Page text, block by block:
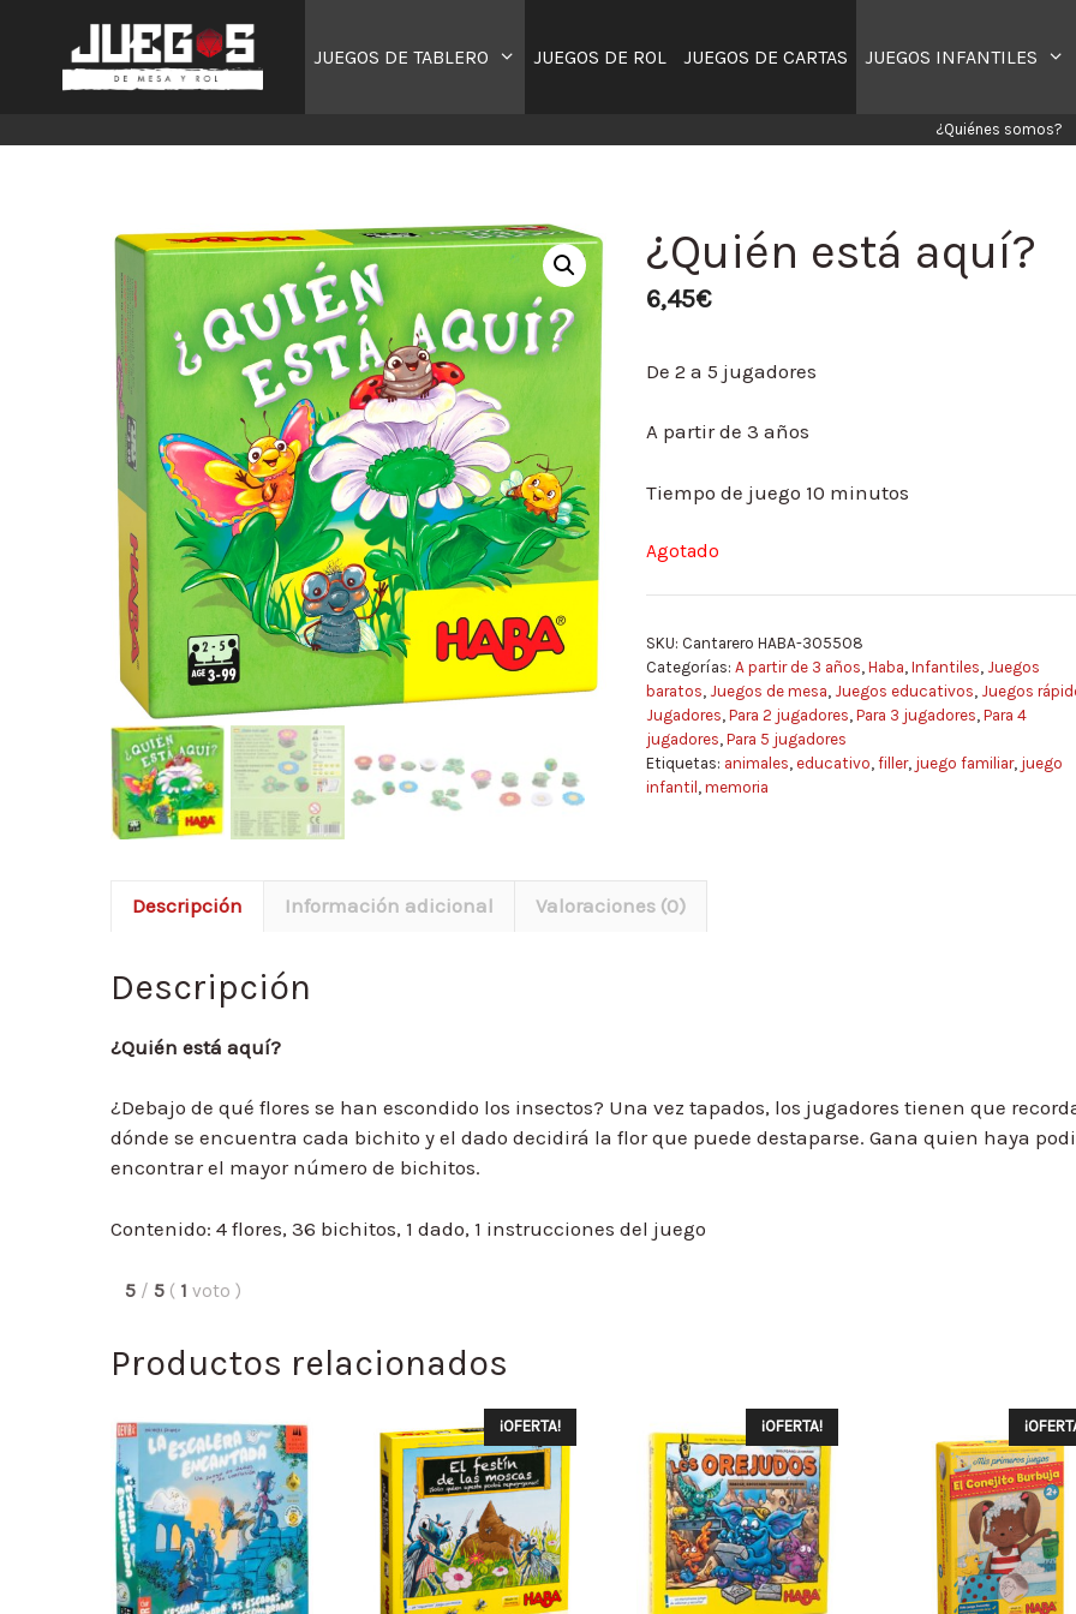
contenido
JUEGOS DE TABLERO JUEGOS DE ROL JUEGOS DE CARTAS JUEGOS INFANTILES
¿Quiénes somos?
¿Quién está aquí?
6,45€
De 2 a 5 jugadores
A partir de 3 años
Tiempo de juego 10 minutos
Agotado
SKU: Cantarero HABA-305508
Categorías: A partir de 3 años Haba Infantiles Juegos
baratos Juegos de mesa Juegos educativos Juegos
Jugadores Para 2 jugadores Para 3 jugadores Para 4
jugadores Para 5 jugadores
Etiquetas: animales educativo filler, juego familiar, juego
infantil
memoria
Descripción Información adicional Valoraciones (0)
Descripción
¿Quién está aquí?
¿Debajo de qué flores se han escondido los insectos? Una vez tapados, los jugadores tienen que
dónde se encuentra cada bichito y el dado decidirá la flor que puede destaparse. Gana quien haya
encontrar el mayor número de bichitos.
Contenido: 4 flores, 36 bichitos, 1 dado, 1 instrucciones del juego
5 / 5 ( 1 voto )
Productos relacionados
¡OFERTA! ¡OFERTA!